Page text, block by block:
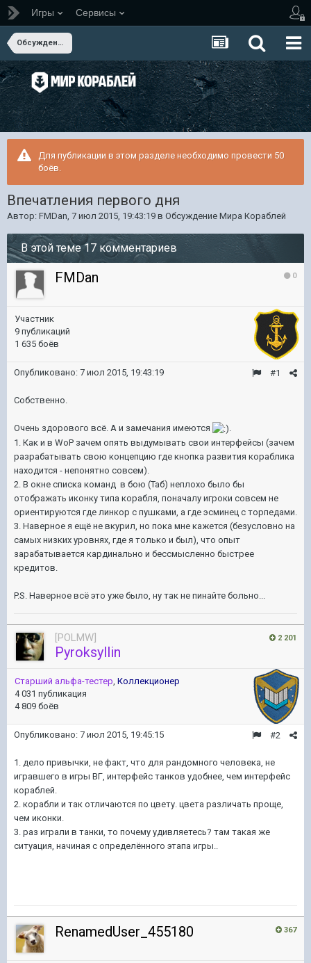
Игры Сервисы
Обсуждение Мира Кораблей
Для публикации в этом разделе необходимо провести 50
боёв.
Впечатления первого дня
Автор: FMDan, 7 июл 2015, 19:43:19 в Обсуждение Мира Кораблей
В этой теме 17 комментариев
0
FMDan
Участник
9 публикаций
1 635 боёв
#1
Опубликовано: 7 июл 2015, 19:43:19
Собственно.
Очень здорового всё. А и замечания имеются
.
1. Как и в WoP зачем опять выдумывать свои интерфейсы (зачем
разрабатывать свою концепцию где кнопка развития кораблика
находится - непонятно совсем).
2. В окне списка команд в бою (Таб) неплохо было бы
отображать иконку типа корабля, поначалу игроки совсем не
ориентируются где линкор с пушками, а где эсминец с торпедами.
3. Наверное я ещё не вкурил, но пока мне кажется (безусловно на
самых низких уровнях, где я только и был), что опыт
зарабатывается кардинально и бессмысленно быстрее
кредитов.
P.S. Наверное всё это уже было, ну так не пинайте больно...
2 201
[POLMW]
Pyroksyllin
Старший альфа-тестер, Коллекционер
4 031 публикация
4 809 боёв
#2
Опубликовано: 7 июл 2015, 19:45:15
1. дело привычки, не факт, что для рандомного человека, не
игравшего в игры ВГ, интерфейс танков удобнее, чем интерфейс
кораблей.
2. корабли и так отличаются по цвету. цвета различать проще,
чем иконки.
3. раз играли в танки, то почему удивляетесь? там такая же
ситуация, начиная с определённого этапа игры..
367
RenamedUser_455180